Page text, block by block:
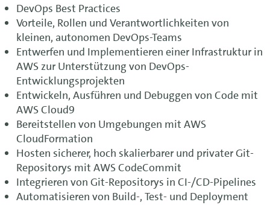
DevOps Best Practices
Vorteile, Rollen und Verantwortlichkeiten von
kleinen, autonomen DevOps-Teams
Entwerfen und Implementieren einer Infrastruktur in
AWS zur Unterstützung von DevOps-
Entwicklungsprojekten
Entwickeln, Ausführen und Debuggen von Code mit
AWS Cloud9
Bereitstellen von Umgebungen mit AWS
CloudFormation
Hosten sicherer, hoch skalierbarer und privater Git-
Repositorys mit AWS CodeCommit
Integrieren von Git-Repositorys in CI-/CD-Pipelines
Automatisieren von Build-, Test- und Deployment